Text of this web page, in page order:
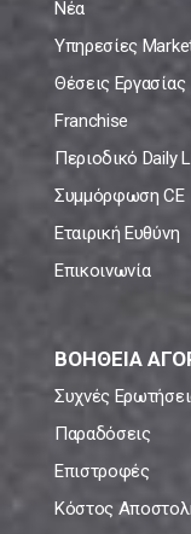
Νέα
Υπηρεσίες
Θέσεις Εργασίας
Franchise
Περιοδικό Daily
Συμμόρφωση CE
Εταιρική Ευθύνη
Επικοινωνία
ΒΟΗΘΕΙΑ
Συχνές
Παραδόσεις
Επιστροφές
Κόστος